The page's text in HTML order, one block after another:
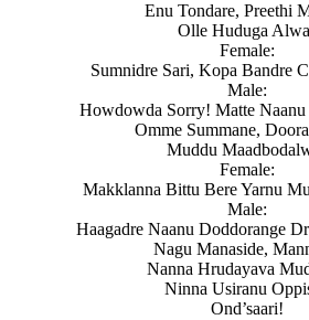
Enu Tondare, Preethi
Olle Huduga
Female:
Sumnidre Sari, Kopa Bandre
Male:
Howdowda Sorry! Matte
Omme Summane,
Muddu
Female:
Makklanna Bittu Bere Yarnu
Male:
Haagadre Naanu Doddorange
Nagu Manaside,
Nanna Hrudayava
Ninna Usiranu
Ond’saari!